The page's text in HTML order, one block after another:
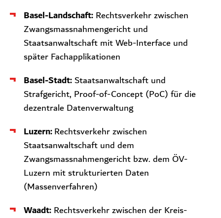
Basel-Landschaft:Rechtsverkehr zwischen
Zwangsmassnahmengericht und
Staatsanwaltschaft mit Web-Interface und
später Fachapplikationen
Basel-Stadt:Staatsanwaltschaft und
Strafgericht, Proof-of-Concept (PoC) für die
dezentrale Datenverwaltung
Luzern:Rechtsverkehr zwischen
Staatsanwaltschaft und dem
Zwangsmassnahmengericht bzw. dem ÖV-
Luzern mit strukturierten Daten
(Massenverfahren)
Waadt:Rechtsverkehr zwischen der Kreis-